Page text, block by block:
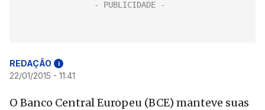
REDAÇÃO i
22/01/2015 - 11:41
O Banco Central Europeu (BCE) manteve suas